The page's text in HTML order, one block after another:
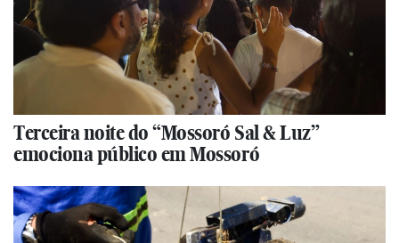
Terceira noite do “Mossoró Sal & Luz”
emociona público em Mossoró